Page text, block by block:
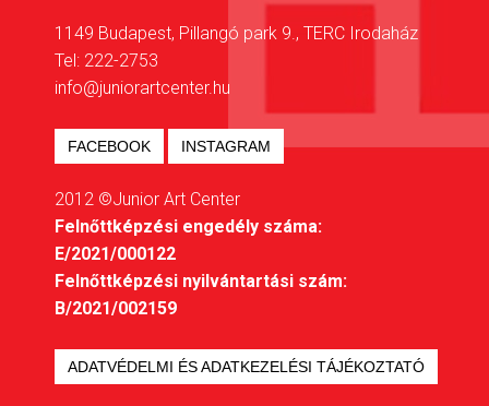
1149 Budapest, Pillangó park 9., TERC Irodaház
Tel: 222-2753
info@juniorartcenter.hu
FACEBOOK INSTAGRAM
2012 ©Junior Art Center
Felnőttképzési engedély száma:
E/2021/000122
Felnőttképzési nyilvántartási szám:
B/2021/002159
ADATVÉDELMI ÉS ADATKEZELÉSI TÁJÉKOZTATÓ